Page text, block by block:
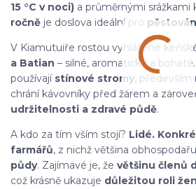
15 °C v noci) a průměrnými srážkami
ročně je doslova ideální pro
V Kiamutuiře rostou vyhlášené
a Batian – silné, aromatické a
používají stínové stromy, především
chrání kávovníky před žárem a
udržitelnosti a zdravé půdě.
A kdo za tím vším stojí? Lidé.
farmářů, z nichž většina
půdy. Zajímavé je, že většinu členů
což krásně ukazuje důležitou roli